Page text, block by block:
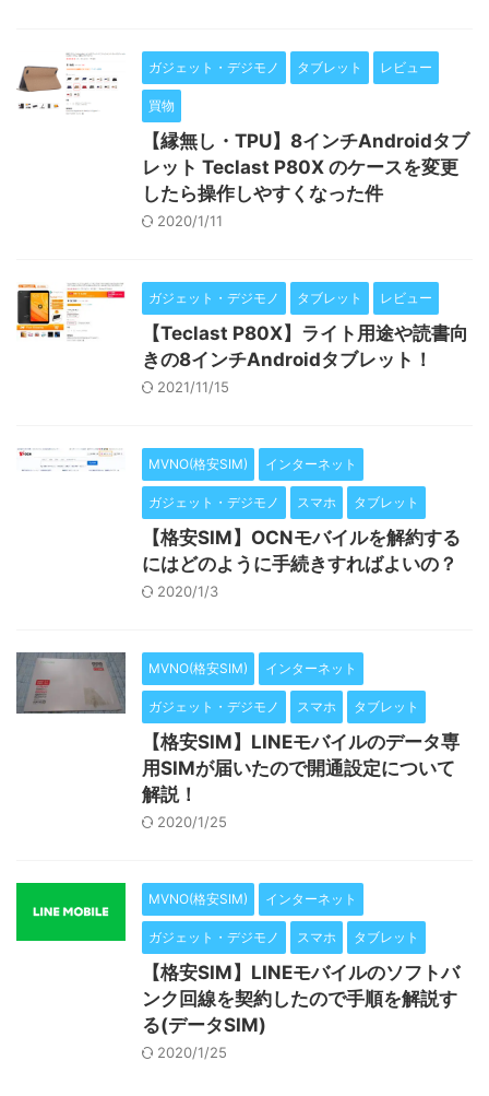
ガジェット・デジモノ タブレット レビュー
買物
【縁無し・TPU】8インチAndroidタブ
レット Teclast P80X のケースを変更
したら操作しやすくなった件
2020/1/11
ガジェット・デジモノ タブレット レビュー
【Teclast P80X】ライト用途や読書向
きの8インチAndroidタブレット！
2021/11/15
MVNO(格安SIM) インターネット
ガジェット・デジモノ スマホ タブレット
【格安SIM】OCNモバイルを解約する
にはどのように手続きすればよいの？
2020/1/3
MVNO(格安SIM) インターネット
ガジェット・デジモノ スマホ タブレット
【格安SIM】LINEモバイルのデータ専
用SIMが届いたので開通設定について
解説！
2020/1/25
MVNO(格安SIM) インターネット
ガジェット・デジモノ スマホ タブレット
【格安SIM】LINEモバイルのソフトバ
ンク回線を契約したので手順を解説す
る(データSIM)
2020/1/25